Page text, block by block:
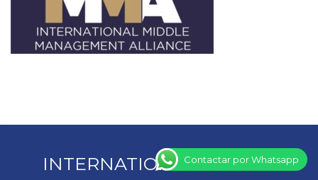
INTERNATIONAL MIDDLE
Contactar por Whatsapp